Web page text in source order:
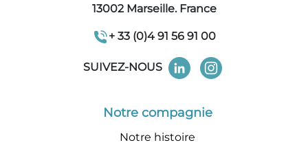
13002 Marseille. France
+ 33 (0)4 91 56 91 00
SUIVEZ-NOUS
Notre compagnie
Notre histoire